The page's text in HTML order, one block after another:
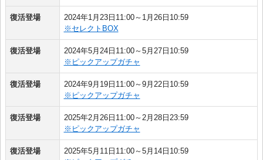
復活登場
2024年1月23日11:00～1月26日10:59
※セレクトBOX
復活登場
2024年5月24日11:00～5月27日10:59
※ピックアップガチャ
復活登場
2024年9月19日11:00～9月22日10:59
※ピックアップガチャ
復活登場
2025年2月26日11:00～2月28日23:59
※ピックアップガチャ
復活登場
2025年5月11日11:00～5月14日10:59